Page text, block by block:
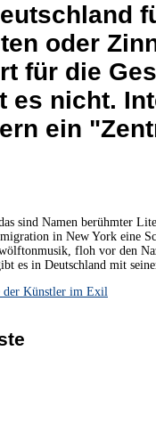
oder
für die
es nicht.
ein
sind Namen berühmter
in New York eine
floh vor den
es in Deutschland mit
der Künstler im Exil